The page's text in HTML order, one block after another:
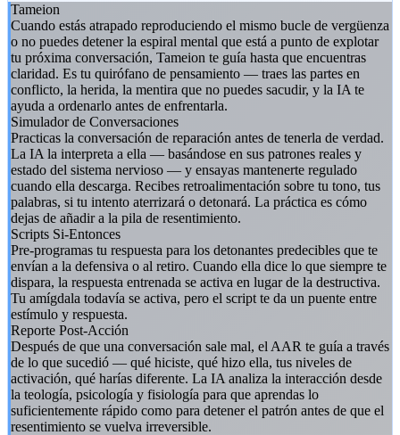
Tameion
Cuando estás atrapado reproduciendo el mismo bucle de vergüenza
o no puedes detener la espiral mental que está a punto de explotar
tu próxima conversación, Tameion te guía hasta que encuentras
claridad. Es tu quirófano de pensamiento — traes las partes en
conflicto, la herida, la mentira que no puedes sacudir, y la IA te
ayuda a ordenarlo antes de enfrentarla.
Simulador de Conversaciones
Practicas la conversación de reparación antes de tenerla de verdad.
La IA la interpreta a ella — basándose en sus patrones reales y
estado del sistema nervioso — y ensayas mantenerte regulado
cuando ella descarga. Recibes retroalimentación sobre tu tono, tus
palabras, si tu intento aterrizará o detonará. La práctica es cómo
dejas de añadir a la pila de resentimiento.
Scripts Si-Entonces
Pre-programas tu respuesta para los detonantes predecibles que te
envían a la defensiva o al retiro. Cuando ella dice lo que siempre te
dispara, la respuesta entrenada se activa en lugar de la destructiva.
Tu amígdala todavía se activa, pero el script te da un puente entre
estímulo y respuesta.
Reporte Post-Acción
Después de que una conversación sale mal, el AAR te guía a través
de lo que sucedió — qué hiciste, qué hizo ella, tus niveles de
activación, qué harías diferente. La IA analiza la interacción desde
la teología, psicología y fisiología para que aprendas lo
suficientemente rápido como para detener el patrón antes de que el
resentimiento se vuelva irreversible.